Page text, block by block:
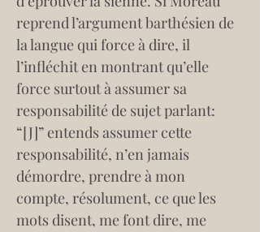
reprend l’argument barthésien de
la langue qui force à dire, il
l’infléchit en montrant qu’elle
force surtout à assumer sa
responsabilité de sujet parlant:
“[J]” entends assumer cette
responsabilité, n’en jamais
démordre, prendre à mon
compte, résolument, ce que les
mots disent, me font dire, me